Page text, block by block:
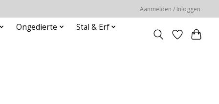
Aanmelden / Inloggen
Ongedierte
Stal & Erf